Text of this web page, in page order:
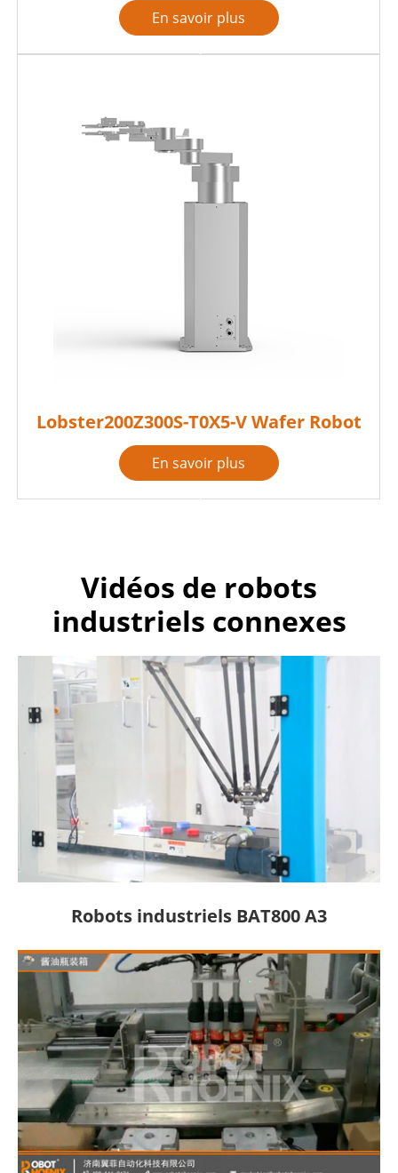
En savoir plus

Lobster200Z300S-T0X5-V Wafer Robot
En savoir plus

Vidéos de robots
industriels connexes
Robots industriels BAT800 A3